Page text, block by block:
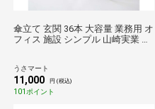
傘立て 玄関 36本 大容量 業務用 オ
フィス 施設 シンプル 山崎実業 か
うさマート
11,000 円 (税込)
101ポイント